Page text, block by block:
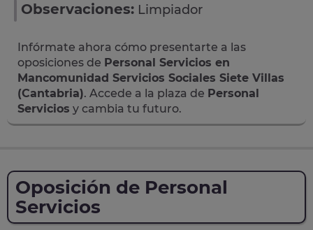
Observaciones: Limpiador
Infórmate ahora cómo presentarte a las
oposiciones de Personal Servicios en
Mancomunidad Servicios Sociales Siete Villas
(Cantabria). Accede a la plaza de Personal
Servicios y cambia tu futuro.
Oposición de Personal
Servicios